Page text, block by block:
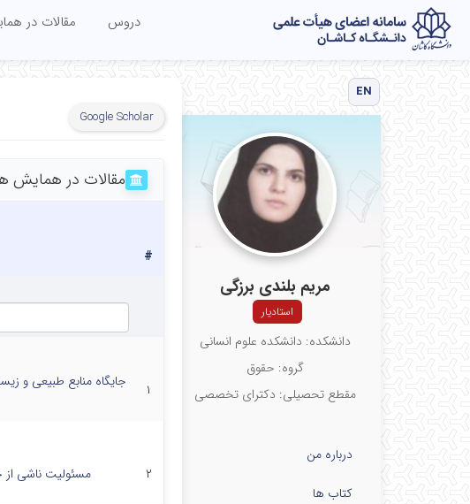
دروس مقالات در
EN
مریم بلندی برزگی
استادیار
دانشکده: دانشکده علوم انسانی
گروه: حقوق
مقطع تحصیلی: دکترای تخصصی
درباره من
کتاب ها
Google Scholar
مقالات در همایش
#
۱
جایگاه منابع طبیعی و
۲ مسئولیت ناشی